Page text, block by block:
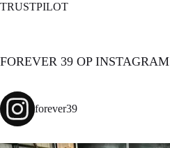
#2?
TRUSTPILOT
FOREVER 39 OP INSTAGRAM
forever39